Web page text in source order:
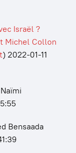
Israël ?
Michel Collon
) 2022-01-11
Bensaada